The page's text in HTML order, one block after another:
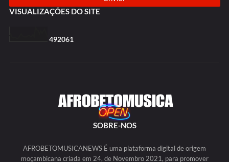
VISUALIZAÇÕES DO SITE
492061
SOBRE-NOS
AFROBETOMUSICANEWS É uma plataforma digital de origem
moçambicana criada em 24, de Novembro 2021, para promover